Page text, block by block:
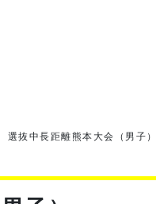
選抜中長距離熊本大会（男子）